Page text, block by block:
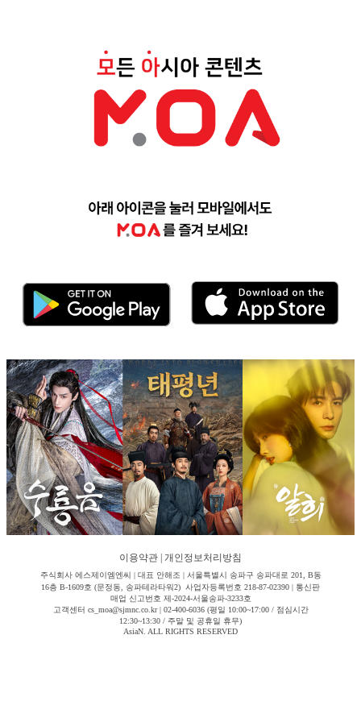
이용약관 개인정보처리방침
주식회사 에스제이엠엔씨 | 대표 안해조 | 서울특별시 송파구 송파대로 201, B동
16층 B-1609호 (문정동, 송파테라타워2) 사업자등록번호 218-87-02390 | 통신판
매업 신고번호 제-2024-서울송파-3233호
고객센터 cs_moa@sjmnc.co.kr | 02-400-6036 (평일 10:00~17:00 / 점심시간
12:30~13:30 / 주말 및 공휴일 휴무)
AsiaN. ALL RIGHTS RESERVED